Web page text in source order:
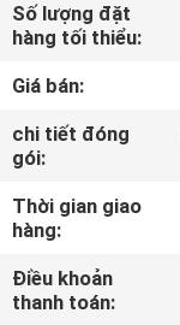
THAM
QUAN
NHÀ
MÁY
KIỂM
SOÁT
Số lượng đặt
hàng tối thiểu:
Giá bán:
chi tiết đóng
gói:
Thời gian giao
hàng:
Điều khoản
thanh toán: